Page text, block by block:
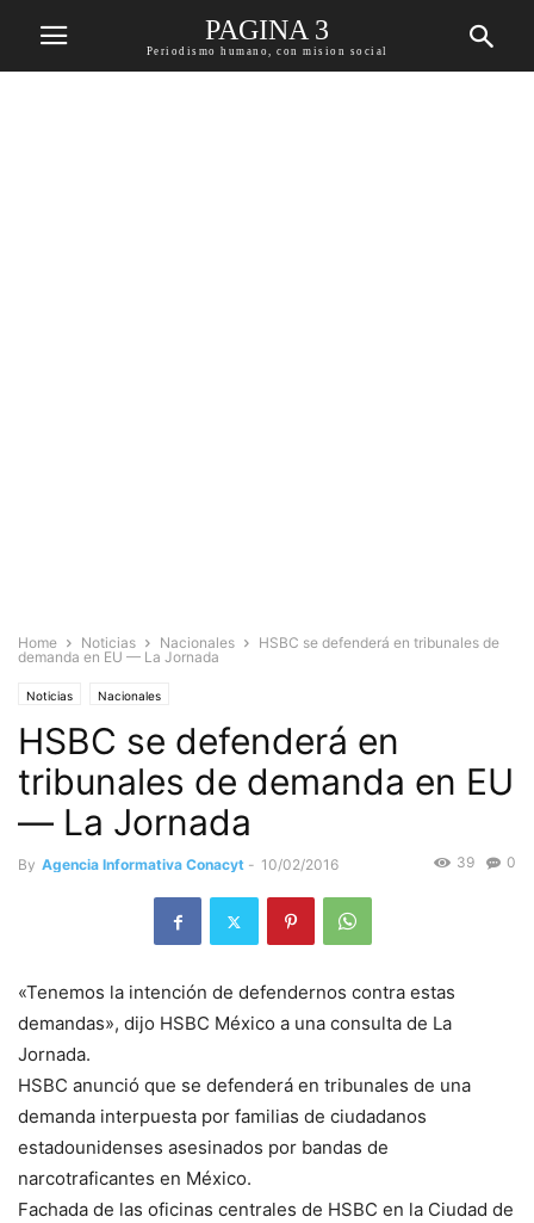
PAGINA 3
Periodismo humano, con mision social
Home Noticias Nacionales
HSBC se defenderá en tribunales de
demanda en EU — La Jornada
Noticias Nacionales
HSBC se defenderá en
tribunales de demanda en EU
— La Jornada
By Agencia Informativa Conacyt - 10/02/2016 0
39
«Tenemos la intención de defendernos contra estas
demandas», dijo HSBC México a una consulta de La
Jornada.
HSBC anunció que se defenderá en tribunales de una
demanda interpuesta por familias de ciudadanos
estadounidenses asesinados por bandas de
narcotraficantes en México.
Fachada de las oficinas centrales de HSBC en la Ciudad de